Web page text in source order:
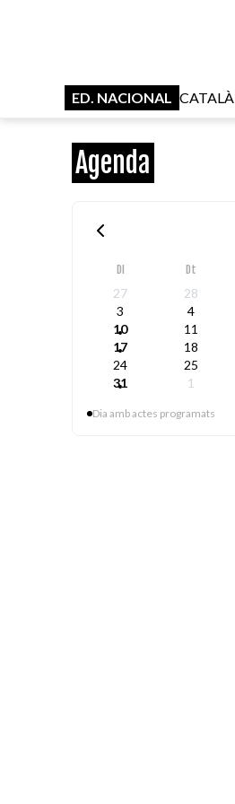
ED. NACIONAL CATALÀ
Agenda
Dl Dt
27 28
3
4
10
11
17
18
24
25
31
1
Dia amb actes programats